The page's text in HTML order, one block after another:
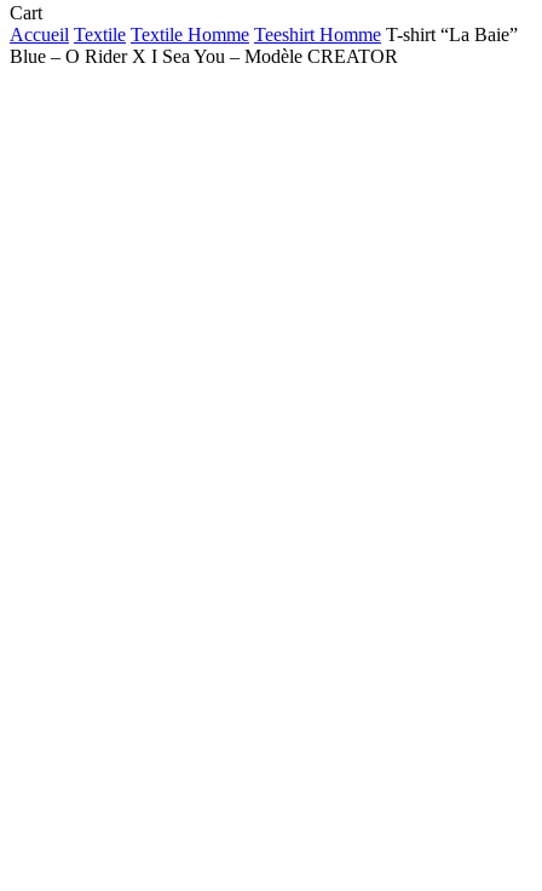
CartClose
Cart
Accueil Textile Textile Homme Teeshirt Homme T-shirt “La Baie”
Blue – O Rider X I Sea You – Modèle CREATOR